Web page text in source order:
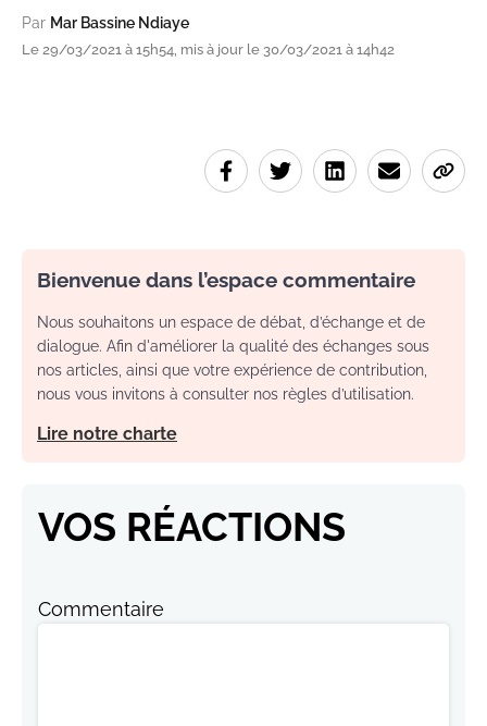
Par Mar Bassine Ndiaye
Le 29/03/2021 à 15h54, mis à jour le 30/03/2021 à 14h42
Bienvenue dans l’espace commentaire
Nous souhaitons un espace de débat, d’échange et de
dialogue. Afin d'améliorer la qualité des échanges sous
nos articles, ainsi que votre expérience de contribution,
nous vous invitons à consulter nos règles d’utilisation.
Lire notre charte
VOS RÉACTIONS
Commentaire